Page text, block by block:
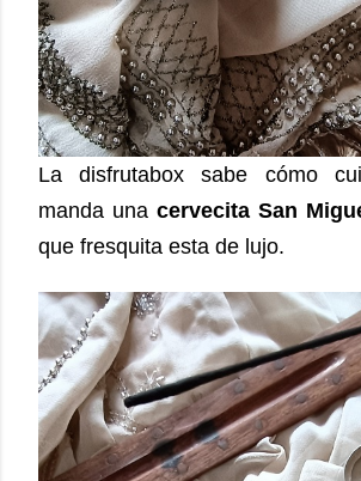
La disfrutabox sabe cómo
manda una cervecita San
que fresquita esta de lujo.